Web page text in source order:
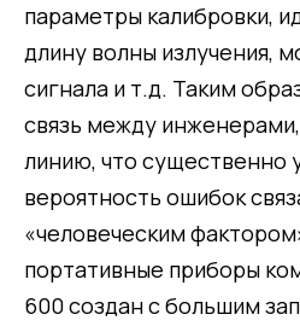
параметры калибровки,
длину волны излучения,
сигнала и т.д. Таким
связь между
линию, что существенно
вероятность ошибок
«человеческим
портативные приборы
600 создан с большим